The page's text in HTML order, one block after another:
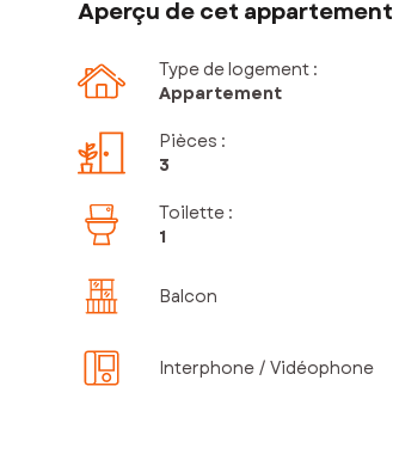
Aperçu de cet
Type de logement :
Appartement
Pièces :
3
Toilette :
1
Balcon
Interphone / Vidéophone